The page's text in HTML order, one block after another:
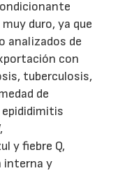
duro, ya que
analizados de
con
tuberculosis,
de
y fiebre Q,
interna y